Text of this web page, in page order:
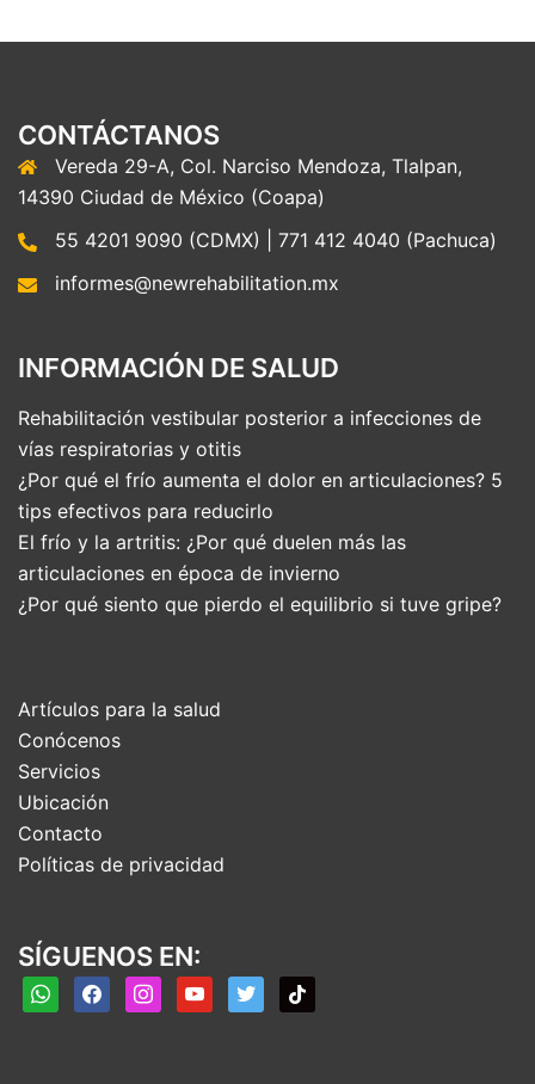
CONTÁCTANOS
Vereda 29-A, Col. Narciso Mendoza, Tlalpan,
14390 Ciudad de México (Coapa)
55 4201 9090 (CDMX) | 771 412 4040 (Pachuca)
informes@newrehabilitation.mx
INFORMACIÓN DE SALUD
Rehabilitación vestibular posterior a infecciones de
vías respiratorias y otitis
¿Por qué el frío aumenta el dolor en articulaciones? 5
tips efectivos para reducirlo
El frío y la artritis: ¿Por qué duelen más las
articulaciones en época de invierno
¿Por qué siento que pierdo el equilibrio si tuve gripe?
Artículos para la salud
Conócenos
Servicios
Ubicación
Contacto
Políticas de privacidad
SÍGUENOS EN:
whatsappfacebookinstagramyoutubetwitter tiktok